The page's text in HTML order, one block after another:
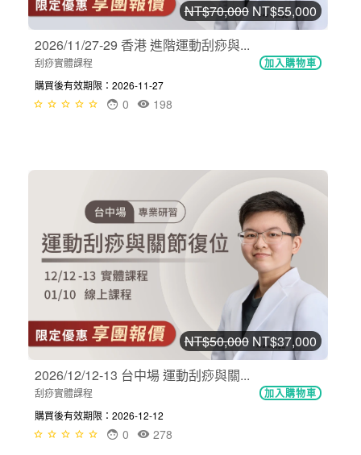
NT$70,000 NT$55,000
2026/11/27-29 香港 進階運動刮痧與...
刮痧實體課程 加入購物車
購買後有效期限：2026-11-27
198
0
NT$50,000 NT$37,000
2026/12/12-13 台中場 運動刮痧與關...
刮痧實體課程 加入購物車
購買後有效期限：2026-12-12
278
0